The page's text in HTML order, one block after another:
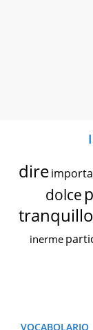
dire
dolce
tranquillo
inerme
VOCABOLARIO